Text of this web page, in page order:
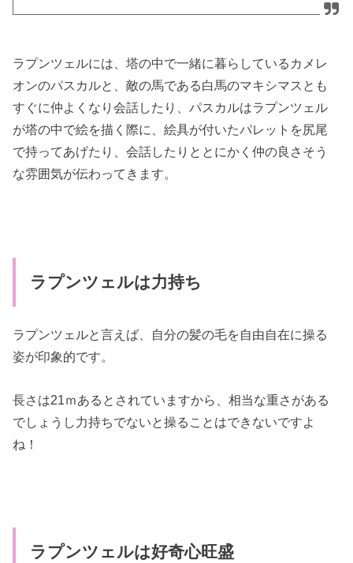
ラプンツェルには、塔の中で一緒に暮らしているカメレ
オンのパスカルと、敵の馬である白馬のマキシマスとも
すぐに仲よくなり会話したり、パスカルはラプンツェル
が塔の中で絵を描く際に、絵具が付いたパレットを尻尾
で持ってあげたり、会話したりととにかく仲の良さそう
な雰囲気が伝わってきます。
ラプンツェルは力持ち
ラプンツェルと言えば、自分の髪の毛を自由自在に操る
姿が印象的です。
長さは21ｍあるとされていますから、相当な重さがある
でしょうし力持ちでないと操ることはできないですよ
ね！
ラプンツェルは好奇心旺盛